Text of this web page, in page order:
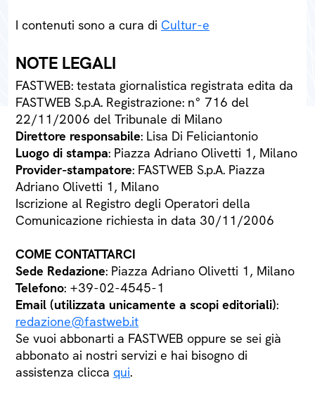
I contenuti sono a cura di Cultur-e
NOTE LEGALI
FASTWEB: testata giornalistica registrata edita da
FASTWEB S.p.A. Registrazione: n° 716 del
22/11/2006 del Tribunale di Milano
Direttore responsabile: Lisa Di Feliciantonio
Luogo di stampa: Piazza Adriano Olivetti 1, Milano
Provider-stampatore: FASTWEB S.p.A. Piazza
Adriano Olivetti 1, Milano
Iscrizione al Registro degli Operatori della
Comunicazione richiesta in data 30/11/2006
COME CONTATTARCI
Sede Redazione: Piazza Adriano Olivetti 1, Milano
Telefono: +39-02-4545-1
Email (utilizzata unicamente a scopi editoriali):
redazione@fastweb.it
Se vuoi abbonarti a FASTWEB oppure se sei già
abbonato ai nostri servizi e hai bisogno di
assistenza clicca qui.